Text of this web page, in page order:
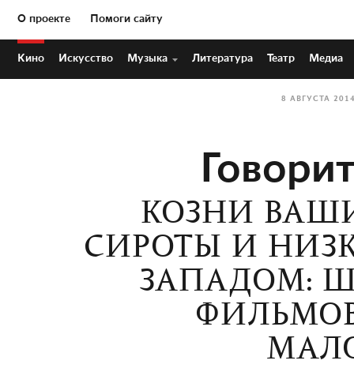
О проекте Помоги сайту
Кино Искусство Музыка Литература Театр Медиа
8 АВГУСТА
КОЗНИ
СИРОТЫ И
ЗАПАДОМ: